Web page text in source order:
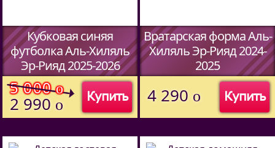
Кубковая синяя
футболка Аль-Хиляль
Эр-Рияд 2025-2026
(Код:5913709
Купить
5 000o
2 990 o
Вратарская форма Аль-
Хиляль Эр-Рияд 2024-
2025
Купить
4 290 o